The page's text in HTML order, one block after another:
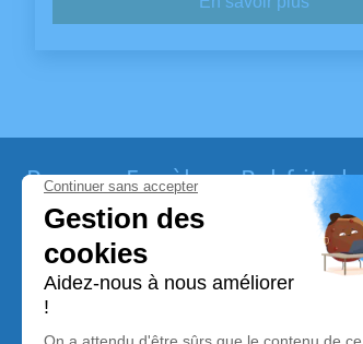
Pompes Funèbres Rohfritsch
Pompes Funèbres Rohfritsch
vous
Bas-Rhin(67) . C’est une équipe
funèbres àDettwiller . Prise en charge